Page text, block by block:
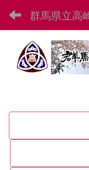
群馬県立高